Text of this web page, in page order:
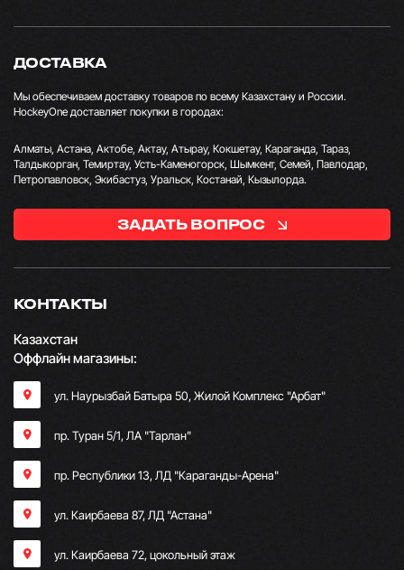
КОНТАКТЫ
Казахстан
Оффлайн магазины:
ул. Наурызбай Батыра 50, Жилой Комплекс "Арбат"
пр. Туран 5/1, ЛА "Тарлан"
пр. Республики 13, ​ЛД "Караганды-Арена"
ул. Каирбаева 87, ЛД "Астана"
ул. Каирбаева 72, цокольный этаж
ДОСТАВКА
Мы обеспечиваем доставку товаров по всему Казахстану и России.
HockeyOne доставляет покупки в городах:
Алматы, Астана, Актобе, Актау, Атырау, Кокшетау, Караганда, Тараз,
Талдыкорган, Темиртау, Усть-Каменогорск, Шымкент, Семей, Павлодар,
Петропавловск, Экибастуз, Уральск, Костанай, Кызылорда.
ЗАДАТЬ ВОПРОС